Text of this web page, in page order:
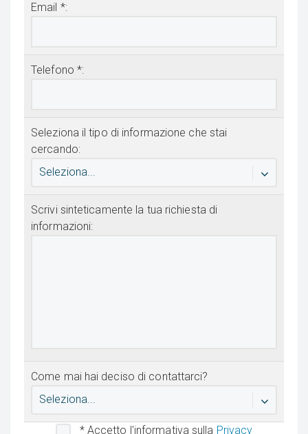
Email *:
Telefono *:
Seleziona il tipo di informazione che stai
cercando:
Seleziona...
Scrivi sinteticamente la tua richiesta di
informazioni:
Come mai hai deciso di contattarci?
Seleziona...
* Accetto l'informativa sulla Privacy